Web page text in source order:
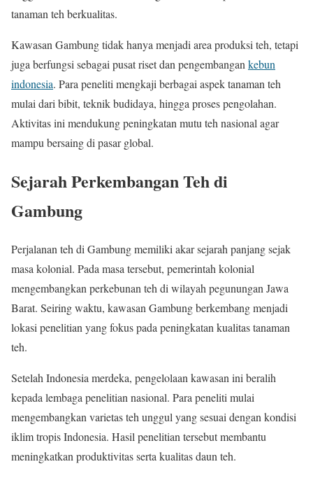
tanaman teh berkualitas.
Kawasan Gambung tidak hanya menjadi area produksi teh, tetapi
juga berfungsi sebagai pusat riset dan pengembangan kebun
indonesia. Para peneliti mengkaji berbagai aspek tanaman teh
mulai dari bibit, teknik budidaya, hingga proses pengolahan.
Aktivitas ini mendukung peningkatan mutu teh nasional agar
mampu bersaing di pasar global.
Sejarah Perkembangan Teh di
Gambung
Perjalanan teh di Gambung memiliki akar sejarah panjang sejak
masa kolonial. Pada masa tersebut, pemerintah kolonial
mengembangkan perkebunan teh di wilayah pegunungan Jawa
Barat. Seiring waktu, kawasan Gambung berkembang menjadi
lokasi penelitian yang fokus pada peningkatan kualitas tanaman
teh.
Setelah Indonesia merdeka, pengelolaan kawasan ini beralih
kepada lembaga penelitian nasional. Para peneliti mulai
mengembangkan varietas teh unggul yang sesuai dengan kondisi
iklim tropis Indonesia. Hasil penelitian tersebut membantu
meningkatkan produktivitas serta kualitas daun teh.